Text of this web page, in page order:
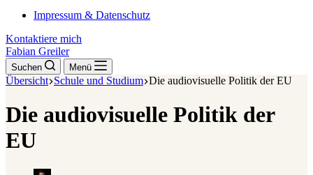
Impressum & Datenschutz
Kontaktiere mich
Fabian Greiler
Suchen Menü
Übersicht Schule und Studium Die audiovisuelle Politik der EU
Die audiovisuelle Politik der
EU